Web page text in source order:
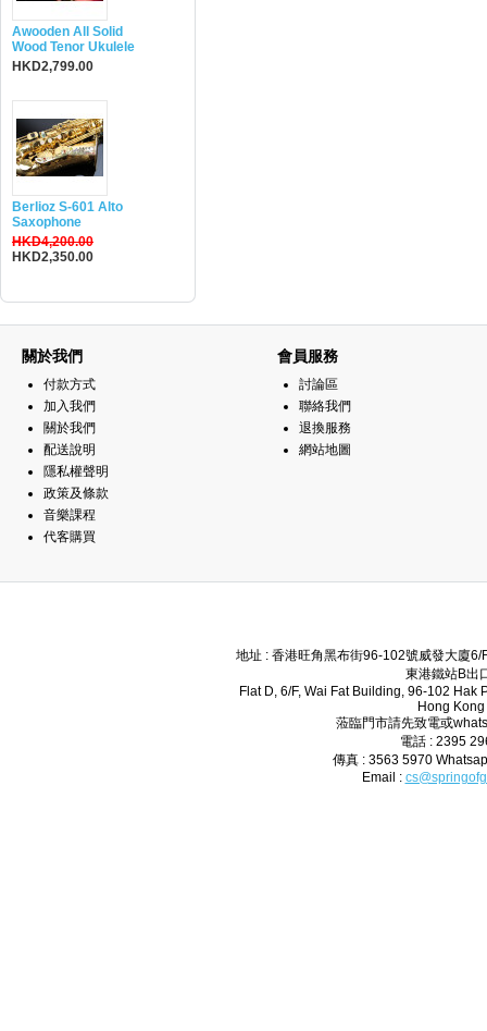
Awooden All Solid
Wood Tenor Ukulele
HKD2,799.00
Berlioz S-601 Alto
Saxophone
HKD4,200.00
HKD2,350.00
關於我們
付款方式
加入我們
關於我們
配送說明
隱私權聲明
政策及條款
音樂課程
代客購買
會員服務
討論區
聯絡我們
退換服務
網站地圖
地址 : 香港旺角黑布街96-102號威發大廈
東港鐵站B出
Flat D, 6/F, Wai Fat Building, 96-102 Hak
Hong Kong
蒞臨門市請先致電或
電話 : 2395
傳真 : 3563 5970
Email :